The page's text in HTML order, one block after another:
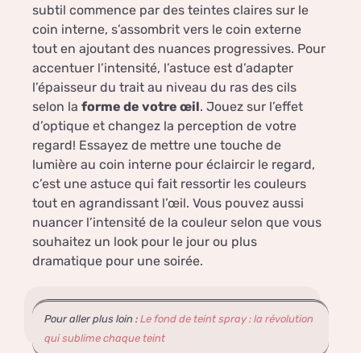
subtil commence par des teintes claires sur le
coin interne, s’assombrit vers le coin externe
tout en ajoutant des nuances progressives. Pour
accentuer l’intensité, l’astuce est d’adapter
l’épaisseur du trait au niveau du ras des cils
selon la forme de votre œil. Jouez sur l’effet
d’optique et changez la perception de votre
regard! Essayez de mettre une touche de
lumière au coin interne pour éclaircir le regard,
c’est une astuce qui fait ressortir les couleurs
tout en agrandissant l’œil. Vous pouvez aussi
nuancer l’intensité de la couleur selon que vous
souhaitez un look pour le jour ou plus
dramatique pour une soirée.
Pour aller plus loin : Le fond de teint spray : la révolution
qui sublime chaque teint